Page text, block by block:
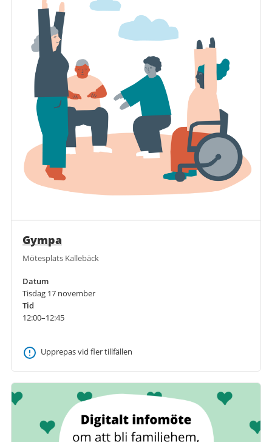
Gympa
Mötesplats Kallebäck
Datum
Tisdag 17 november
Tid
12:00–12:45
Upprepas vid fler tillfällen